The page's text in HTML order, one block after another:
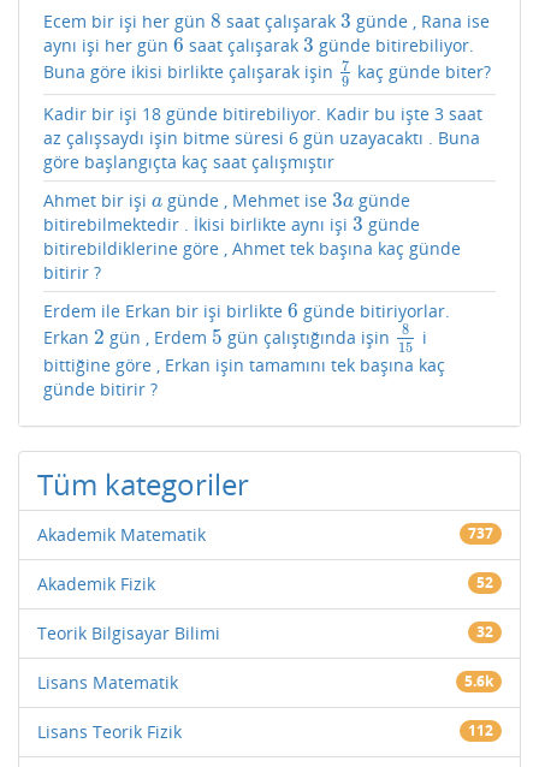
Ecem bir işi her gün 8
8 saat çalışarak 3
3 günde , Rana ise
aynı işi her gün 6
6 saat çalışarak 3
3 günde bitirebiliyor.
Buna göre ikisi birlikte çalışarak işin 7
9
79 kaç günde biter?
Kadir bir işi 18 günde bitirebiliyor. Kadir bu işte 3 saat
az çalışsaydı işin bitme süresi 6 gün uzayacaktı . Buna
göre başlangıçta kaç saat çalışmıştır
Ahmet bir işi a
agünde , Mehmet ise 3a
3a günde
bitirebilmektedir . İkisi birlikte aynı işi 3
3 günde
bitirebildiklerine göre , Ahmet tek başına kaç günde
bitirir ?
Erdem ile Erkan bir işi birlikte 6
6 günde bitiriyorlar.
Erkan 2
2 gün , Erdem 5
5 gün çalıştığında işin
8
15
815 i
bittiğine göre , Erkan işin tamamını tek başına kaç
günde bitirir ?
Tüm kategoriler
Akademik Matematik 737
Akademik Fizik 52
Teorik Bilgisayar Bilimi 32
Lisans Matematik 5.6k
Lisans Teorik Fizik 112